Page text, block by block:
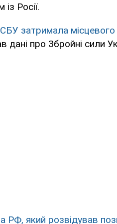
Росії.
СБУ затримала
дані про Збройні сили
РФ, який розвідував